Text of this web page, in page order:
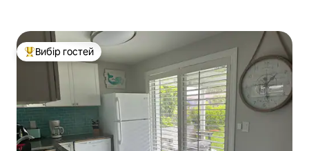
Топ вибір гостей
Вибір гостей